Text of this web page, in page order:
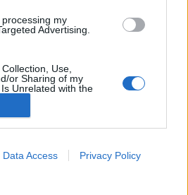
my
Advertising.
Use,
or Sharing of my
Unrelated with the
was collected.
Data Access Privacy Policy
Küldés Messengeren